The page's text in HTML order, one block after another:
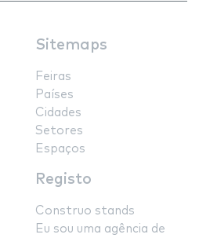
Sitemaps
Feiras
Países
Cidades
Setores
Espaços
Registo
Construo stands
Eu sou uma agência de